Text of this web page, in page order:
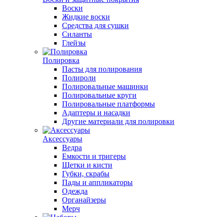
Воски
Жидкие воски
Средства для сушки
Силанты
Глейзы
Полировка
Пасты для полирования
Полироли
Полировальные машинки
Полировальные круги
Полировальные платформы
Адаптеры и насадки
Другие материали для полировки
Аксессуары
Ведра
Емкости и тригеры
Щетки и кисти
Губки, скрабы
Пады и аппликаторы
Одежда
Органайзеры
Мерч